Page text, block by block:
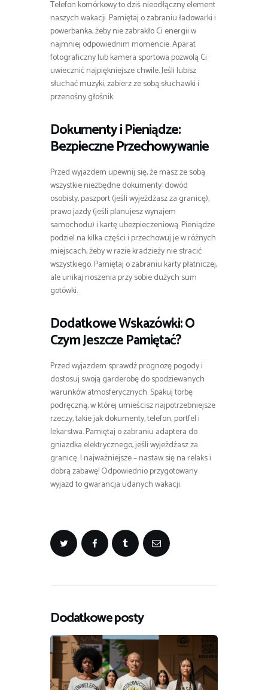
Telefon komórkowy to dziś nieodłączny element
naszych wakacji. Pamiętaj o zabraniu ładowarki i
powerbanka, żeby nie zabrakło Ci energii w
najmniej odpowiednim momencie. Aparat
fotograficzny lub kamera sportowa pozwolą Ci
uwiecznić najpiękniejsze chwile. Jeśli lubisz
słuchać muzyki, zabierz ze sobą słuchawki i
przenośny głośnik.
Dokumenty i Pieniądze:
Bezpieczne Przechowywanie
Przed wyjazdem upewnij się, że masz ze sobą
wszystkie niezbędne dokumenty: dowód
osobisty, paszport (jeśli wyjeżdżasz za granicę),
prawo jazdy (jeśli planujesz wynajem
samochodu) i kartę ubezpieczeniową. Pieniądze
podziel na kilka części i przechowuj je w różnych
miejscach, żeby w razie kradzieży nie stracić
wszystkiego. Pamiętaj o zabraniu karty płatniczej,
ale unikaj noszenia przy sobie dużych sum
gotówki.
Dodatkowe Wskazówki: O
Czym Jeszcze Pamiętać?
Przed wyjazdem sprawdź prognozę pogody i
dostosuj swoją garderobę do spodziewanych
warunków atmosferycznych. Spakuj torbę
podręczną, w której umieścisz najpotrzebniejsze
rzeczy, takie jak dokumenty, telefon, portfel i
lekarstwa. Pamiętaj o zabraniu adaptera do
gniazdka elektrycznego, jeśli wyjeżdżasz za
granicę. I najważniejsze – nastaw się na relaks i
dobrą zabawę! Odpowiednio przygotowany
wyjazd to gwarancja udanych wakacji.
Dodatkowe posty